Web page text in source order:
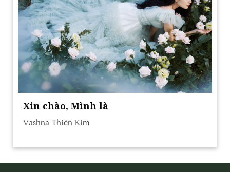
Xin chào, Mình là
Vashna Thiên Kim